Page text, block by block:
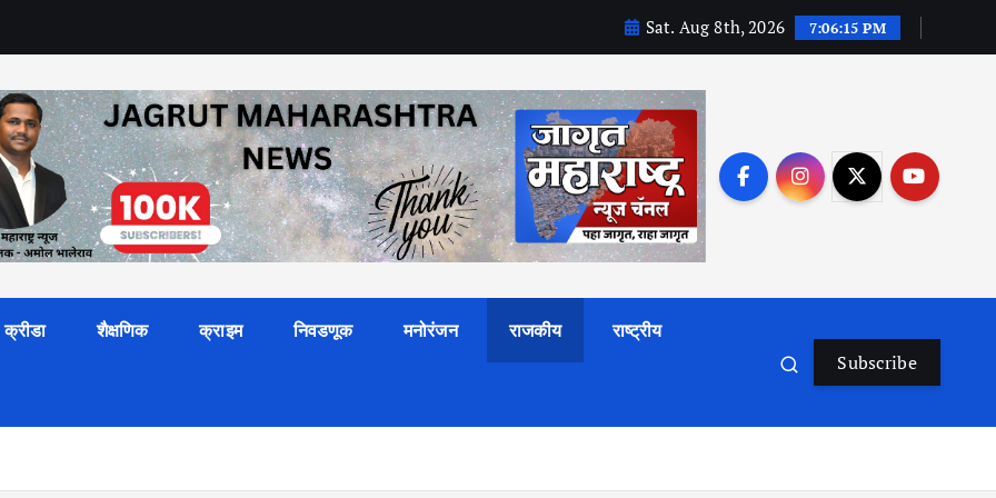
Sat. Aug 8th, 2026 7:06:17 PM
क्रीडा शैक्षणिक क्राइम निवडणूक मनोरंजन राजकीय राष्ट्रीय
Subscribe